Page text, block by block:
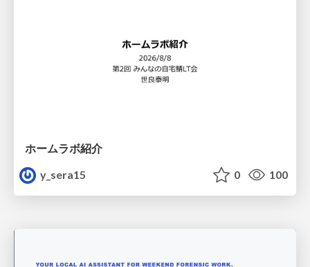
ホームラボ紹介
y_sera15
0 100